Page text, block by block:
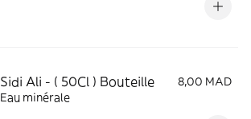
Sidi Ali - ( 50Cl ) Bouteille
8,00 MAD
Eau minérale